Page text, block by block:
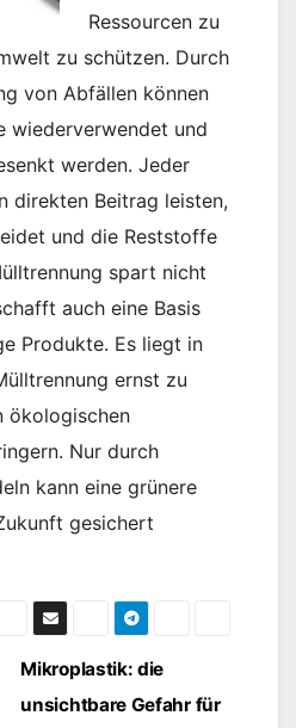
Ressourcen zu
zu schützen. Durch
von Abfällen können
wiederverwendet und
werden. Jeder
direkten Beitrag leisten,
und die Reststoffe
spart nicht
auch eine Basis
Produkte. Es liegt in
ernst zu
ökologischen
Nur durch
kann eine grünere
gesichert
Mikroplastik: die
unsichtbare Gefahr für